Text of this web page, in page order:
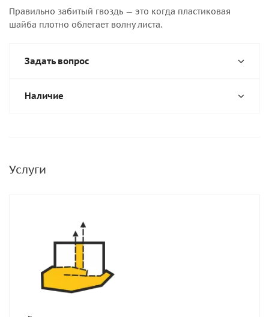
Правильно забитый гвоздь — это когда пластиковая
шайба плотно облегает волну листа.
Задать вопрос
Наличие
Услуги